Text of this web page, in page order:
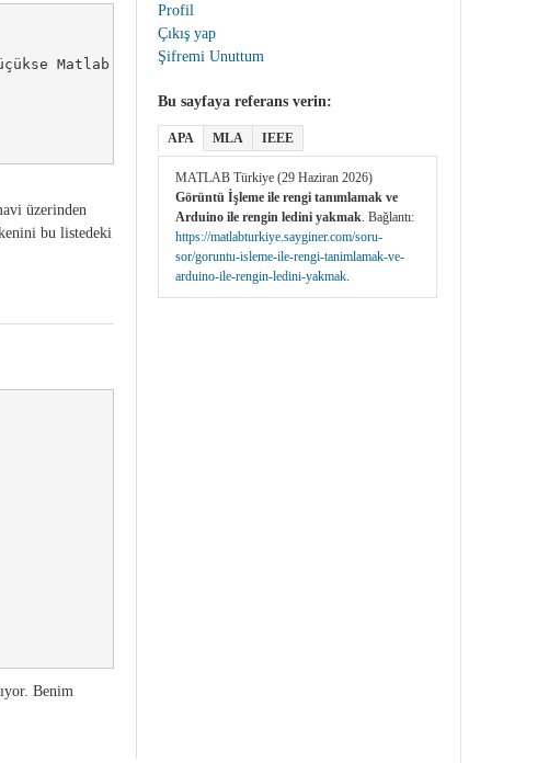
Matlab'a 'Renk bulundu' yazdırılıyor.
üzerinden
bu listedeki
Benim
Profil
Çıkış yap
Şifremi Unuttum
Bu sayfaya referans verin:
APA MLA IEEE
MATLAB Türkiye (29 Haziran 2026)
Görüntü İşleme ile rengi tanımlamak ve
Arduino ile rengin ledini yakmak . Bağlantı:
https://matlabturkiye.sayginer.com/soru-
sor/goruntu-isleme-ile-rengi-tanimlamak-ve-
arduino-ile-rengin-ledini-yakmak